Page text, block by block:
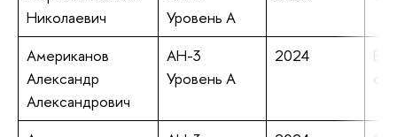
Николаевич
Уровень А
Американов
Александр
Александрович
АН-3
Уровень А
2024
of